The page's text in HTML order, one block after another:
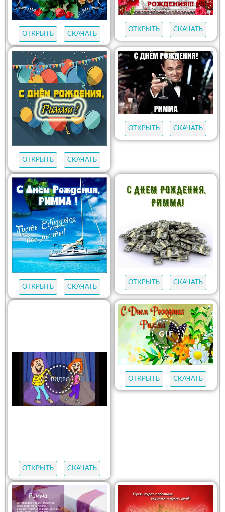
ОТКРЫТЬ СКАЧАТЬ
ОТКРЫТЬ СКАЧАТЬ
ОТКРЫТЬ СКАЧАТЬ
ОТКРЫТЬ СКАЧАТЬ
ОТКРЫТЬ СКАЧАТЬ
ОТКРЫТЬ СКАЧАТЬ
ОТКРЫТЬ СКАЧАТЬ
ОТКРЫТЬ СКАЧАТЬ